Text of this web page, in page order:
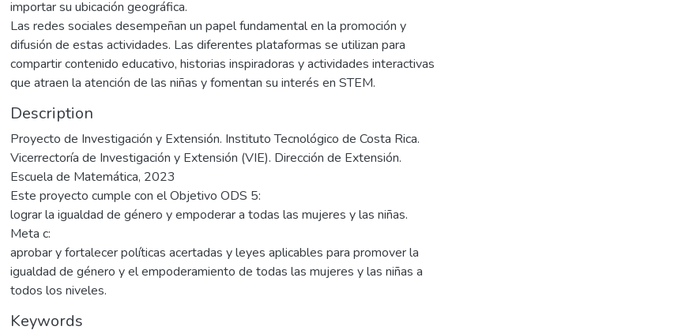
importar su ubicación geográfica.
Las redes sociales desempeñan un papel fundamental en la promoción y
difusión de estas actividades. Las diferentes plataformas se utilizan para
compartir contenido educativo, historias inspiradoras y actividades interactivas
que atraen la atención de las niñas y fomentan su interés en STEM.
Description
Proyecto de Investigación y Extensión. Instituto Tecnológico de Costa Rica.
Vicerrectoría de Investigación y Extensión (VIE). Dirección de Extensión.
Escuela de Matemática, 2023
Este proyecto cumple con el Objetivo ODS 5:
lograr la igualdad de género y empoderar a todas las mujeres y las niñas.
Meta c:
aprobar y fortalecer políticas acertadas y leyes aplicables para promover la
igualdad de género y el empoderamiento de todas las mujeres y las niñas a
todos los niveles.
Keywords